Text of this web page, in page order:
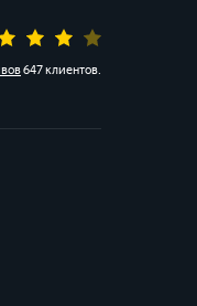
647 клиентов.